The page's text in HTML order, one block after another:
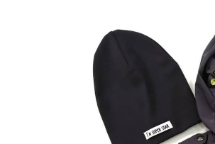
Опции
можно
выбрать
товара.